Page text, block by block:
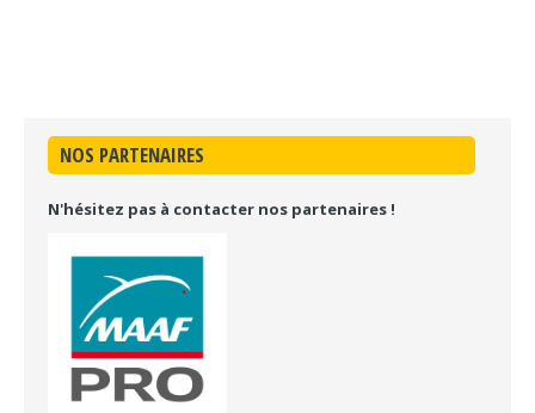
NOS PARTENAIRES
N'hésitez pas à contacter nos partenaires !